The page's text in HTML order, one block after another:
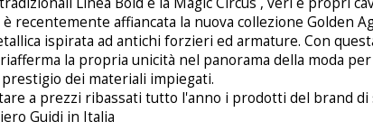
recentemente affiancata la nuova collezione Golden
ispirata ad antichi forzieri ed armature. Con
la propria unicità nel panorama della moda
dei materiali impiegati.
a prezzi ribassati tutto l'anno i prodotti del brand
Guidi in Italia